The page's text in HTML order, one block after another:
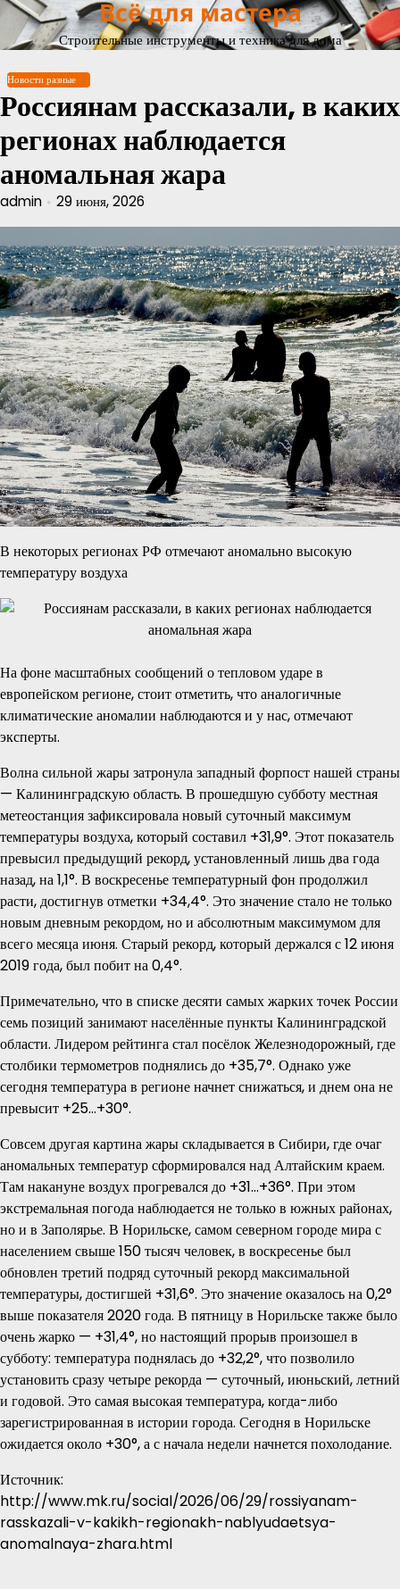
Перейти
содержимому
Всё для мастера
Строительные инструменты и техника для дома
Новости разные
Россиянам рассказали, в каких
регионах наблюдается
аномальная жара
admin 29 июня, 2026
В некоторых регионах РФ отмечают аномально высокую
температуру воздуха
На фоне масштабных сообщений о тепловом ударе в
европейском регионе, стоит отметить, что аналогичные
климатические аномалии наблюдаются и у нас, отмечают
эксперты.
Волна сильной жары затронула западный форпост нашей страны
— Калининградскую область. В прошедшую субботу местная
метеостанция зафиксировала новый суточный максимум
температуры воздуха, который составил +31,9°. Этот показатель
превысил предыдущий рекорд, установленный лишь два года
назад, на 1,1°. В воскресенье температурный фон продолжил
расти, достигнув отметки +34,4°. Это значение стало не только
новым дневным рекордом, но и абсолютным максимумом для
всего месяца июня. Старый рекорд, который держался с 12 июня
2019 года, был побит на 0,4°.
Примечательно, что в списке десяти самых жарких точек России
семь позиций занимают населённые пункты Калининградской
области. Лидером рейтинга стал посёлок Железнодорожный, где
столбики термометров поднялись до +35,7°. Однако уже
сегодня температура в регионе начнет снижаться, и днем она не
превысит +25…+30°.
Совсем другая картина жары складывается в Сибири, где очаг
аномальных температур сформировался над Алтайским краем.
Там накануне воздух прогревался до +31…+36°. При этом
экстремальная погода наблюдается не только в южных районах,
но и в Заполярье. В Норильске, самом северном городе мира с
населением свыше 150 тысяч человек, в воскресенье был
обновлен третий подряд суточный рекорд максимальной
температуры, достигшей +31,6°. Это значение оказалось на 0,2°
выше показателя 2020 года. В пятницу в Норильске также было
очень жарко — +31,4°, но настоящий прорыв произошел в
субботу: температура поднялась до +32,2°, что позволило
установить сразу четыре рекорда — суточный, июньский, летний
и годовой. Это самая высокая температура, когда-либо
зарегистрированная в истории города. Сегодня в Норильске
ожидается около +30°, а с начала недели начнется похолодание.
Источник:
http://www.mk.ru/social/2026/06/29/rossiyanam-
rasskazali-v-kakikh-regionakh-nablyudaetsya-
anomalnaya-zhara.html